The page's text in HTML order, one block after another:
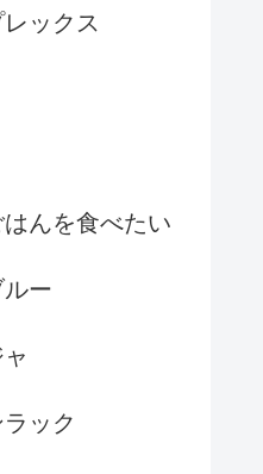
ックス
んを食べたい
ー
ック